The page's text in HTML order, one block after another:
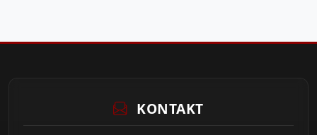
KONTAKT